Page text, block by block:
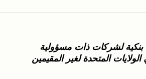
بنكية لشركات ذات مسؤولية